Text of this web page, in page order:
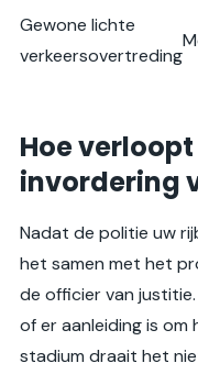
Gewone lichte
verkeersovertreding
Hoe
invordering
Nadat de politie uw
het samen met het
de officier van
of er aanleiding is om
stadium draait het